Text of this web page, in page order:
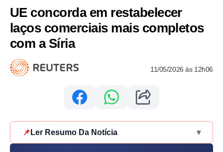
UE concorda em restabelecer
laços comerciais mais completos
com a Síria
11/05/2026 às 12h06
📌 Ler Resumo Da Notícia ▾